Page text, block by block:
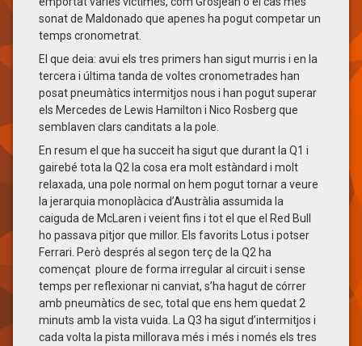
sonat de Maldonado que apenes ha pogut competar un
temps cronometrat.
El que deia: avui els tres primers han sigut murris i en la
tercera i última tanda de voltes cronometrades han
posat pneumàtics intermitjos nous i han pogut superar
els Mercedes de Lewis Hamilton i Nico Rosberg que
semblaven clars canditats a la pole.
En resum el que ha succeit ha sigut que durant la Q1 i
gairebé tota la Q2 la cosa era molt estàndard i molt
relaxada, una pole normal on hem pogut tornar a veure
la jerarquia monoplàcica d’Austràlia assumida la
caiguda de McLaren i veient fins i tot el que el Red Bull
ho passava pitjor que millor. Els favorits Lotus i potser
Ferrari. Però després al segon terç de la Q2 ha
començat ploure de forma irregular al circuit i sense
temps per reflexionar ni canviat, s’ha hagut de córrer
amb pneumàtics de sec, total que ens hem quedat 2
minuts amb la vista vuida. La Q3 ha sigut d’intermitjos i
cada volta la pista millorava més i més i només els tres